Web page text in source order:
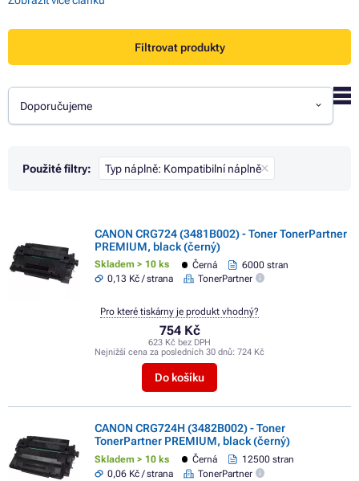
Filtrovat produkty
Doporučujeme
Použité filtry: Typ náplně: Kompatibilní náplně
CANON CRG724 (3481B002) - Toner TonerPartner
PREMIUM, black (černý)
Skladem > 10 ks Černá
6000 stran
0,13 Kč / strana
TonerPartner
754 Kč
623 Kč bez DPH
Nejnižší cena za posledních 30 dnů: 724 Kč
Do košíku
Pro které tiskárny je produkt vhodný?
CANON CRG724H (3482B002) - Toner
TonerPartner PREMIUM, black (černý)
Skladem > 10 ks Černá
12500 stran
0,06 Kč / strana
TonerPartner